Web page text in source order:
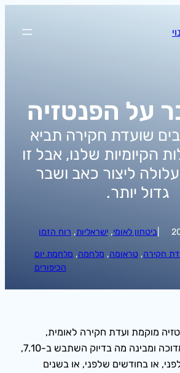
על הפנטזיה
שועדת חקירה תביא
הקיומיות שלנו, אבל זו
ליצור כאב ושבר
גדול יותר.
|ביטחון לאומי, ישראליות, רוח הזמן
חקירה, טראומה, מלחמה, מלחמת יום
הכיפורים
מוקמת ועדת חקירה לאומית,
והועדה יושבת על מדוכה ומבינה מה בדיוק השתבש ב-7.10,
או בחודשים שלפני, או בשנים